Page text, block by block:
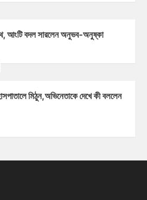
আংটি বদল সারলেন অনুভব-অনুষ্কা
মিঠুন,অভিনেতাকে দেখে কী বললেন